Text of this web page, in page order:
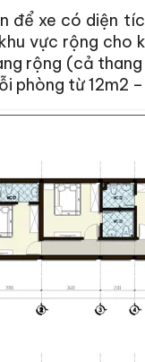
để xe có diện
vực rộng cho
rộng (cả
phòng từ 12m2 –